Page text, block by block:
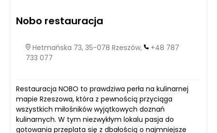
Nobo restauracja
Hetmańska 73, 35-078 Rzeszów,
+48 787
733 077
Restauracja NOBO to prawdziwa perła na kulinarnej
mapie Rzeszowa, która z pewnością przyciąga
wszystkich miłośników wyjątkowych doznań
kulinarnych. W tym niezwykłym lokalu pasja do
gotowania przeplata się z dbałością o najmniejsze